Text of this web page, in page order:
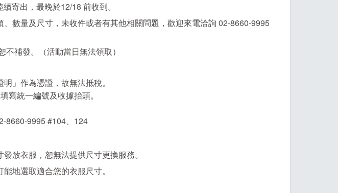
寄出，最晚於12/18 前收到。
數量及尺寸，未收件或者有其他相關問題，歡迎來電洽詢 02-8660-9995
補發。（活動當日無法領取）
」作為憑證，故無法抵稅。
寫統一編號及收據抬頭。
8660-9995 #104、124
放衣服，恕無法提供尺寸更換服務。
地選取適合您的衣服尺寸。